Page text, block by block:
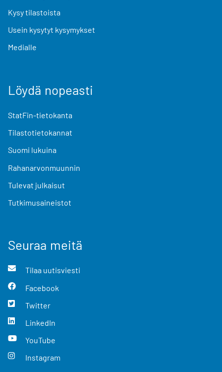
Kysy tilastoista
Usein kysytyt kysymykset
Medialle
Löydä nopeasti
StatFin-tietokanta
Tilastotietokannat
Suomi lukuina
Rahanarvonmuunnin
Tulevat julkaisut
Tutkimusaineistot
Seuraa meitä
Tilaa uutisviesti
Facebook
Twitter
LinkedIn
YouTube
Instagram